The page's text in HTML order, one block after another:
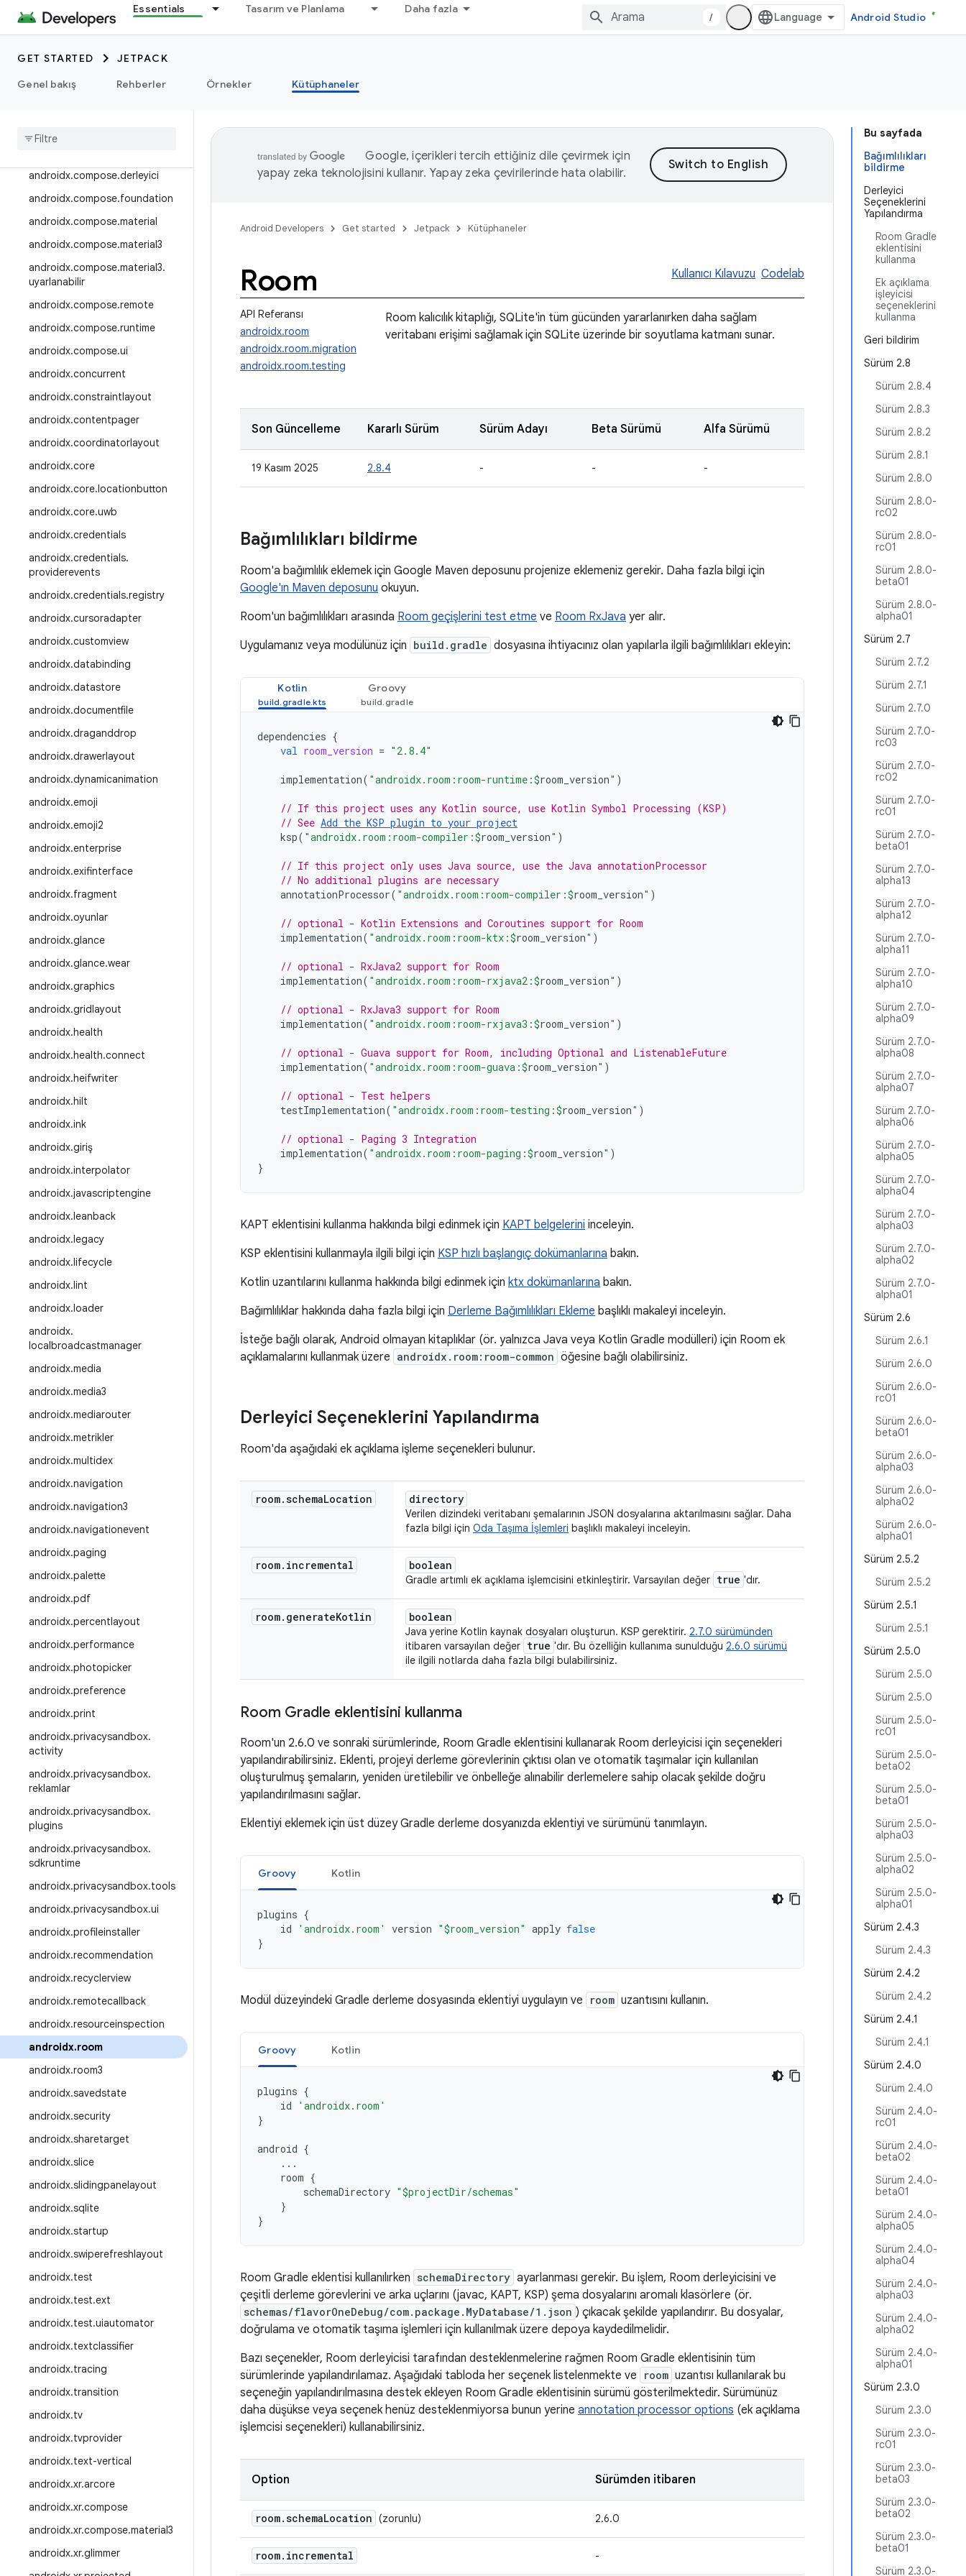
Essentials Tasarım ve Planlama Daha fazla
/ Android Studio
GET STARTED
JETPACK
Genel bakış
Rehberler Örnekler Kütüphaneler
androidx.camera.viewfinder
androidx.car
androidx.car.app
androidx.cardview
androidx.compose.derleyici
androidx.compose.foundation
androidx.compose.material
androidx.compose.material3
androidx.compose.material3.
uyarlanabilir
androidx.compose.remote
androidx.compose.runtime
androidx.compose.ui
androidx.concurrent
androidx.constraintlayout
androidx.contentpager
androidx.coordinatorlayout
androidx.core
androidx.core.locationbutton
androidx.core.uwb
androidx.credentials
androidx.credentials.
providerevents
androidx.credentials.registry
androidx.cursoradapter
androidx.customview
androidx.databinding
androidx.datastore
androidx.documentfile
androidx.draganddrop
androidx.drawerlayout
androidx.dynamicanimation
androidx.emoji
androidx.emoji2
androidx.enterprise
androidx.exifinterface
androidx.fragment
androidx.oyunlar
androidx.glance
androidx.glance.wear
androidx.graphics
androidx.gridlayout
androidx.health
androidx.health.connect
androidx.heifwriter
androidx.hilt
androidx.ink
androidx.giriş
androidx.interpolator
androidx.javascriptengine
androidx.leanback
androidx.legacy
androidx.lifecycle
androidx.lint
androidx.loader
androidx.
localbroadcastmanager
androidx.media
androidx.media3
androidx.mediarouter
androidx.metrikler
androidx.multidex
androidx.navigation
androidx.navigation3
androidx.navigationevent
androidx.paging
androidx.palette
androidx.pdf
androidx.percentlayout
androidx.performance
androidx.photopicker
androidx.preference
androidx.print
androidx.privacysandbox.
activity
androidx.privacysandbox.
reklamlar
androidx.privacysandbox.
plugins
androidx.privacysandbox.
sdkruntime
androidx.privacysandbox.tools
androidx.privacysandbox.ui
androidx.profileinstaller
androidx.recommendation
androidx.recyclerview
androidx.remotecallback
androidx.resourceinspection
androidx.room
androidx.room3
androidx.savedstate
androidx.security
androidx.sharetarget
androidx.slice
androidx.slidingpanelayout
androidx.sqlite
androidx.startup
androidx.swiperefreshlayout
androidx.test
androidx.test.ext
androidx.test.uiautomator
androidx.textclassifier
androidx.tracing
androidx.transition
androidx.tv
androidx.tvprovider
androidx.text-vertical
androidx.xr.arcore
androidx.xr.compose
androidx.xr.compose.material3
androidx.xr.glimmer
Bu sayfada
Bağımlılıkları
bildirme
Derleyici
Seçeneklerini
Yapılandırma
Room Gradle
eklentisini
kullanma
Ek açıklama
işleyicisi
seçeneklerini
kullanma
Geri bildirim
Sürüm 2.8
Sürüm 2.8.4
Sürüm 2.8.3
Sürüm 2.8.2
Sürüm 2.8.1
Sürüm 2.8.0
Sürüm 2.8.0-
rc02
Sürüm 2.8.0-
rc01
Sürüm 2.8.0-
beta01
Sürüm 2.8.0-
alpha01
Sürüm 2.7
Sürüm 2.7.2
Sürüm 2.7.1
Sürüm 2.7.0
Sürüm 2.7.0-
rc03
Sürüm 2.7.0-
rc02
Sürüm 2.7.0-
rc01
Sürüm 2.7.0-
beta01
Sürüm 2.7.0-
alpha13
Sürüm 2.7.0-
alpha12
Sürüm 2.7.0-
alpha11
Sürüm 2.7.0-
alpha10
Sürüm 2.7.0-
alpha09
Sürüm 2.7.0-
alpha08
Sürüm 2.7.0-
alpha07
Sürüm 2.7.0-
alpha06
Sürüm 2.7.0-
alpha05
Sürüm 2.7.0-
alpha04
Sürüm 2.7.0-
alpha03
Sürüm 2.7.0-
alpha02
Sürüm 2.7.0-
alpha01
Sürüm 2.6
Sürüm 2.6.1
Sürüm 2.6.0
Sürüm 2.6.0-
rc01
Sürüm 2.6.0-
beta01
Sürüm 2.6.0-
alpha03
Sürüm 2.6.0-
alpha02
Sürüm 2.6.0-
alpha01
Sürüm 2.5.2
Sürüm 2.5.2
Sürüm 2.5.1
Sürüm 2.5.1
Sürüm 2.5.0
Sürüm 2.5.0
Sürüm 2.5.0
Sürüm 2.5.0-
rc01
Sürüm 2.5.0-
beta02
Sürüm 2.5.0-
beta01
Sürüm 2.5.0-
alpha03
Sürüm 2.5.0-
alpha02
Sürüm 2.5.0-
alpha01
Sürüm 2.4.3
Sürüm 2.4.3
Sürüm 2.4.2
Sürüm 2.4.2
Sürüm 2.4.1
Sürüm 2.4.1
Sürüm 2.4.0
Sürüm 2.4.0
Sürüm 2.4.0-
rc01
Sürüm 2.4.0-
beta02
Sürüm 2.4.0-
beta01
Sürüm 2.4.0-
alpha05
Sürüm 2.4.0-
alpha04
Sürüm 2.4.0-
alpha03
Sürüm 2.4.0-
alpha02
Sürüm 2.4.0-
alpha01
Sürüm 2.3.0
Sürüm 2.3.0
Sürüm 2.3.0-
rc01
Sürüm 2.3.0-
beta03
Sürüm 2.3.0-
beta02
Sürüm 2.3.0-
beta01
Sürüm 2.3.0-
Google, içerikleri tercih ettiğiniz dile çevirmek için
yapay zeka teknolojisini kullanır. Yapay zeka çevirilerinde hata olabilir.
Android Developers Get started Jetpack Kütüphaneler
Room Kullanıcı Kılavuzu Codelab
API Referansı
androidx.room
androidx.room.migration
androidx.room.testing
Room kalıcılık kitaplığı, SQLite'in tüm gücünden yararlanırken daha sağlam
veritabanı erişimi sağlamak için SQLite üzerinde bir soyutlama katmanı sunar.
Son Güncelleme Kararlı Sürüm Sürüm Adayı Beta Sürümü Alfa Sürümü
19 Kasım 2025 2.8.4 - - -
Bağımlılıkları bildirme
Room'a bağımlılık eklemek için Google Maven deposunu projenize eklemeniz gerekir. Daha fazla bilgi için
Google'ın Maven deposunu okuyun.
Room'un bağımlılıkları arasında Room geçişlerini test etme ve Room RxJava yer alır.
Uygulamanız veya modülünüz için build.gradle dosyasına ihtiyacınız olan yapılarla ilgili bağımlılıkları ekleyin:
Kotlin Groovy
dependencies {
val room_version = "2.8.4"
implementation( "androidx.room:room-runtime:$room_version" )
// If this project uses any Kotlin source, use Kotlin Symbol Processing (KSP)
// See Add the KSP plugin to your project
ksp( "androidx.room:room-compiler:$room_version" )
// If this project only uses Java source, use the Java annotationProcessor
// No additional plugins are necessary
annotationProcessor( "androidx.room:room-compiler:$room_version" )
// optional - Kotlin Extensions and Coroutines support for Room
implementation( "androidx.room:room-ktx:$room_version" )
// optional - RxJava2 support for Room
implementation( "androidx.room:room-rxjava2:$room_version" )
// optional - RxJava3 support for Room
implementation( "androidx.room:room-rxjava3:$room_version" )
// optional - Guava support for Room, including Optional and ListenableFuture
implementation( "androidx.room:room-guava:$room_version" )
// optional - Test helpers
testImplementation( "androidx.room:room-testing:$room_version" )
// optional - Paging 3 Integration
implementation( "androidx.room:room-paging:$room_version" )
}
KAPT eklentisini kullanma hakkında bilgi edinmek için KAPT belgelerini inceleyin.
KSP eklentisini kullanmayla ilgili bilgi için KSP hızlı başlangıç dokümanlarına bakın.
Kotlin uzantılarını kullanma hakkında bilgi edinmek için ktx dokümanlarına bakın.
Bağımlılıklar hakkında daha fazla bilgi için Derleme Bağımlılıkları Ekleme başlıklı makaleyi inceleyin.
İsteğe bağlı olarak, Android olmayan kitaplıklar (ör. yalnızca Java veya Kotlin Gradle modülleri) için Room ek
açıklamalarını kullanmak üzere androidx.room:room-common öğesine bağlı olabilirsiniz.
Derleyici Seçeneklerini Yapılandırma
Room'da aşağıdaki ek açıklama işleme seçenekleri bulunur.
room.schemaLocation directory
Verilen dizindeki veritabanı şemalarının JSON dosyalarına aktarılmasını sağlar. Daha
fazla bilgi için Oda Taşıma İşlemleri başlıklı makaleyi inceleyin.
room. incremental boolean
Gradle artımlı ek açıklama işlemcisini etkinleştirir. Varsayılan değer true 'dır.
room. generateKotlin boolean
Java yerine Kotlin kaynak dosyaları oluşturun. KSP gerektirir. 2.7.0 sürümünden
itibaren varsayılan değer true 'dır. Bu özelliğin kullanıma sunulduğu 2.6.0 sürümü
ile ilgili notlarda daha fazla bilgi bulabilirsiniz.
Room Gradle eklentisini kullanma
Room'un 2.6.0 ve sonraki sürümlerinde, Room Gradle eklentisini kullanarak Room derleyicisi için seçenekleri
yapılandırabilirsiniz. Eklenti, projeyi derleme görevlerinin çıktısı olan ve otomatik taşımalar için kullanılan
oluşturulmuş şemaların, yeniden üretilebilir ve önbelleğe alınabilir derlemelere sahip olacak şekilde doğru
yapılandırılmasını sağlar.
Eklentiyi eklemek için üst düzey Gradle derleme dosyanızda eklentiyi ve sürümünü tanımlayın.
Groovy Kotlin
plugins {
id
'androidx.room' version "$room_version" apply false
}
Modül düzeyindeki Gradle derleme dosyasında eklentiyi uygulayın ve room uzantısını kullanın.
Groovy Kotlin
plugins {
id
'androidx.room'
}
android {
...
room {
schemaDirectory "$projectDir/schemas"
}
}
Room Gradle eklentisi kullanılırken schemaDirectory ayarlanması gerekir. Bu işlem, Room derleyicisini ve
çeşitli derleme görevlerini ve arka uçlarını (javac, KAPT, KSP) şema dosyalarını aromalı klasörlere (ör.
schemas/flavorOneDebug/com.package.MyDatabase/1.json ) çıkacak şekilde yapılandırır. Bu dosyalar,
doğrulama ve otomatik taşıma işlemleri için kullanılmak üzere depoya kaydedilmelidir.
Bazı seçenekler, Room derleyicisi tarafından desteklenmelerine rağmen Room Gradle eklentisinin tüm
sürümlerinde yapılandırılamaz. Aşağıdaki tabloda her seçenek listelenmekte ve
room uzantısı kullanılarak bu
seçeneğin yapılandırılmasına destek ekleyen Room Gradle eklentisinin sürümü gösterilmektedir. Sürümünüz
daha düşükse veya seçenek henüz desteklenmiyorsa bunun yerine annotation processor options (ek açıklama
işlemcisi seçenekleri) kullanabilirsiniz.
Option Sürümden itibaren
room.schemaLocation (zorunlu) 2.6.0
room. incremental -